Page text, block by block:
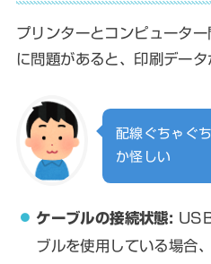
プリンターとコンピュータ
に問題があると、印刷データ
配線ぐちゃぐ
か怪しい
ケーブルの接続状態:
ブルを使用している場合